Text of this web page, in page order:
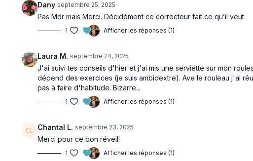
Dany septembre 25, 2025
Pas Mdr mais Merci. Décidément ce correcteur fait ce qu’il veut
1 Afficher les réponses (1)
Laura M. septembre 24, 2025
J'ai suivi tes conseils d'hier et j'ai mis une serviette sur mon
dépend des exercices (je suis ambidextre). Ave le rouleau j'ai
pas à faire d'habitude. Bizarre...
1 Afficher les réponses (1)
Chantal L. septembre 23, 2025
Merci pour ce bon réveil!
1 Afficher les réponses (1)